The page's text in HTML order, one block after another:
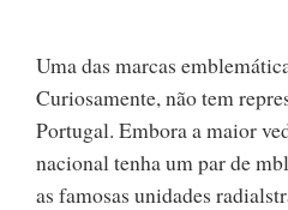
Uma das marcas
Curiosamente, não tem
Portugal. Embora a maior
nacional tenha um par de
as famosas unidades